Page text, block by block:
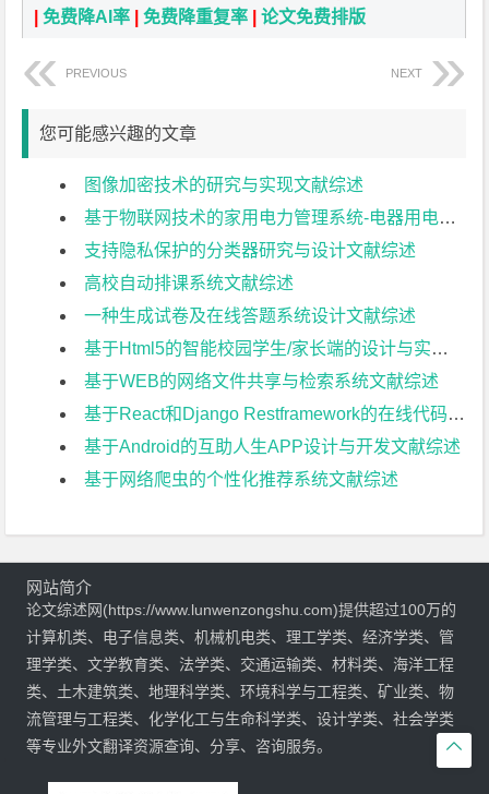
|免费降AI率 |免费降重复率 |论文免费排版
PREVIOUS NEXT
您可能感兴趣的文章
图像加密技术的研究与实现文献综述
基于物联网技术的家用电力管理系统-电器用电量模拟子系统文献综述
支持隐私保护的分类器研究与设计文献综述
高校自动排课系统文献综述
一种生成试卷及在线答题系统设计文献综述
基于Html5的智能校园学生/家长端的设计与实现文献综述
基于WEB的网络文件共享与检索系统文献综述
基于React和Django Restframework的在线代码评测系统文献综述
基于Android的互助人生APP设计与开发文献综述
基于网络爬虫的个性化推荐系统文献综述

网站简介
论文综述网(https://www.lunwenzongshu.com)提供超过100万的
计算机类、电子信息类、机械机电类、理工学类、经济学类、管
理学类、文学教育类、法学类、交通运输类、材料类、海洋工程
类、土木建筑类、地理科学类、环境科学与工程类、矿业类、物
流管理与工程类、化学化工与生命科学类、设计学类、社会学类
等专业外文翻译资源查询、分享、咨询服务。